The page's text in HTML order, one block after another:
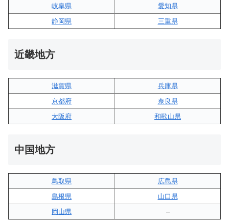
岐阜県
愛知県
静岡県
三重県
近畿地方
滋賀県
兵庫県
京都府
奈良県
大阪府
和歌山県
中国地方
鳥取県
広島県
島根県
山口県
岡山県
–